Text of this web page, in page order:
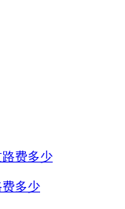
费多少
多少